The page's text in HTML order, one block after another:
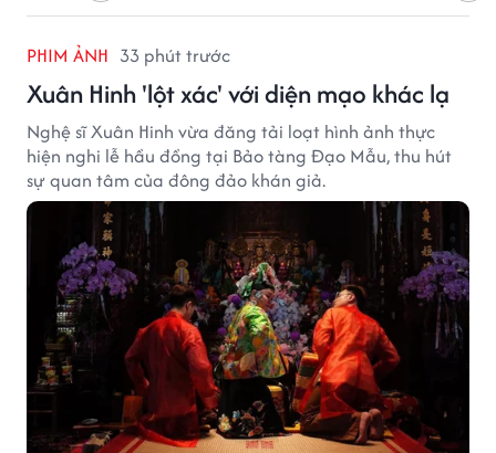
PHIM ẢNH 33 phút trước
Xuân Hinh 'lột xác' với diện mạo khác lạ
Nghệ sĩ Xuân Hinh vừa đăng tải loạt hình ảnh thực
hiện nghi lễ hầu đồng tại Bảo tàng Đạo Mẫu, thu hút
sự quan tâm của đông đảo khán giả.